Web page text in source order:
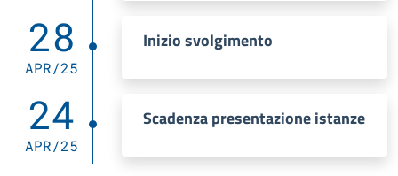
28
APR/25
Inizio svolgimento
24
APR/25
Scadenza presentazione istanze